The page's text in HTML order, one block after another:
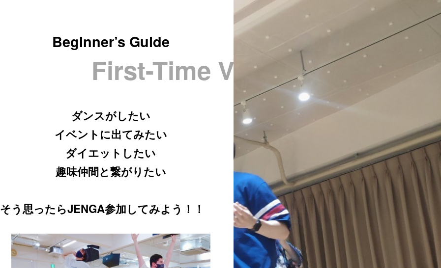
Beginner’s Guide
First-Time Visit First-Time
ダンスがしたい
イベントに出てみたい
ダイエットしたい
趣味仲間と繋がりたい
そう思ったらJENGA参加してみよう！！